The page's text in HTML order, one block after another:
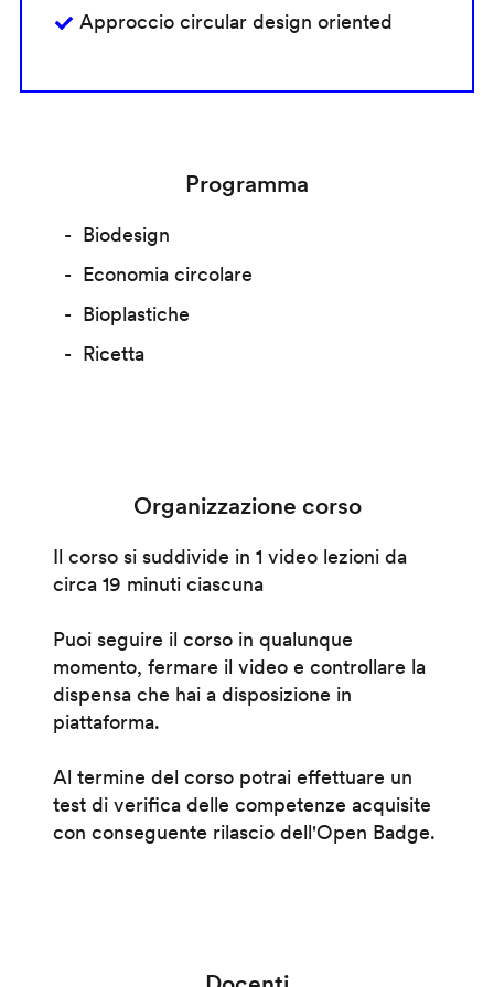
Approccio circular design oriented
Programma
Biodesign
Economia circolare
Bioplastiche
Ricetta
Organizzazione corso
Il corso si suddivide in 1 video lezioni da
circa 19 minuti ciascuna
Puoi seguire il corso in qualunque
momento, fermare il video e controllare la
dispensa che hai a disposizione in
piattaforma.
Al termine del corso potrai effettuare un
test di verifica delle competenze acquisite
con conseguente rilascio dell'Open Badge.